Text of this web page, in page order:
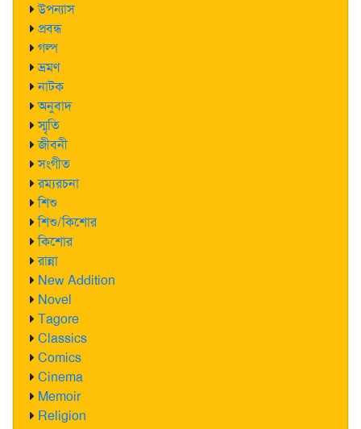
উপন্যাস
প্রবন্ধ
গল্প
ভ্রমণ
নাটক
অনুবাদ
স্মৃতি
জীবনী
সংগীত
রম্যরচনা
শিশু
শিশু/কিশোর
কিশোর
রান্না
New Addition
Novel
Tagore
Classics
Comics
Cinema
Memoir
Religion